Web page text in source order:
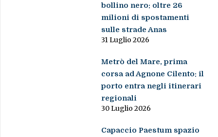
bollino nero: oltre 26
milioni di spostamenti
sulle strade Anas
31 Luglio 2026
Metrò del Mare, prima
corsa ad Agnone Cilento: il
porto entra negli itinerari
regionali
30 Luglio 2026
Capaccio Paestum spazio